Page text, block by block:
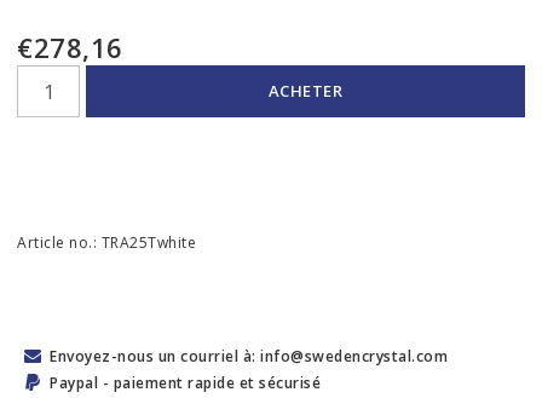
€278,16
ACHETER
Article no.: TRA25Twhite
Envoyez-nous un courriel à: info@swedencrystal.com
Paypal - paiement rapide et sécurisé